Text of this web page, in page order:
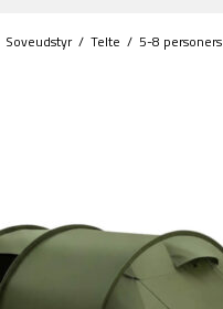
Soveudstyr/ Telte / 5-8